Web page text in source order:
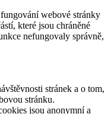
webové stránky
které jsou chráněné
nefungovaly správně,
stránek a o tom,
stránku.
jsou anonymní a